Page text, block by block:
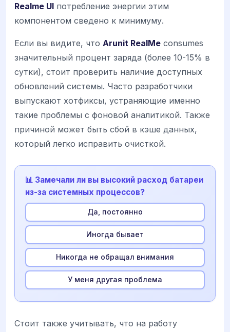
Realme UI потребление энергии этим
компонентом сведено к минимуму.
Если вы видите, что Arunit RealMe consumes
значительный процент заряда (более 10-15% в
сутки), стоит проверить наличие доступных
обновлений системы. Часто разработчики
выпускают хотфиксы, устраняющие именно
такие проблемы с фоновой аналитикой. Также
причиной может быть сбой в кэше данных,
который легко исправить очисткой.
📊 Замечали ли вы высокий расход батареи
из-за системных процессов?
Да, постоянно
Иногда бывает
Никогда не обращал внимания
У меня другая проблема
Стоит также учитывать, что на работу